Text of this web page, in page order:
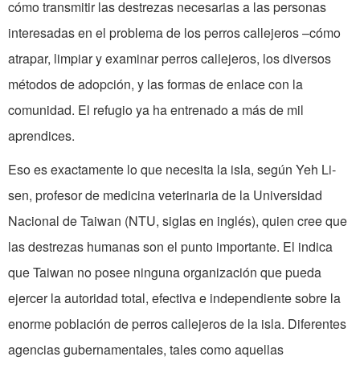
cómo transmitir las destrezas necesarias a las personas
interesadas en el problema de los perros callejeros –cómo
atrapar, limpiar y examinar perros callejeros, los diversos
métodos de adopción, y las formas de enlace con la
comunidad. El refugio ya ha entrenado a más de mil
aprendices.
Eso es exactamente lo que necesita la isla, según Yeh Li-
sen, profesor de medicina veterinaria de la Universidad
Nacional de Taiwan (NTU, siglas en inglés), quien cree que
las destrezas humanas son el punto importante. El indica
que Taiwan no posee ninguna organización que pueda
ejercer la autoridad total, efectiva e independiente sobre la
enorme población de perros callejeros de la isla. Diferentes
agencias gubernamentales, tales como aquellas